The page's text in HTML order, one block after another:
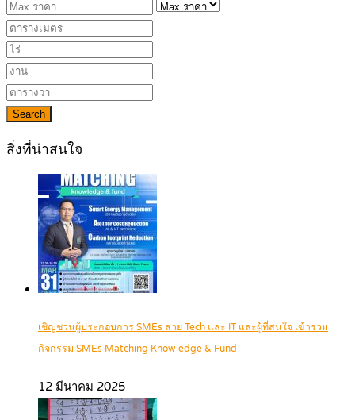
Search
สิ่งที่น่าสนใจ
เชิญชวนผู้ประกอบการ SMEs สาย Tech และ IT และผู้ที่สนใจ เข้าร่วม
กิจกรรม SMEs Matching Knowledge & Fund
12 มีนาคม 2025